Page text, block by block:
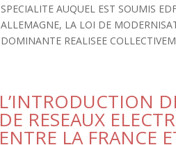
SPECIALITE AUQUEL EST SOUMIS
ALLEMAGNE, LA LOI DE
DOMINANTE REALISEE
L’INTRODUCTION
DE RESEAUX
ENTRE LA FRANCE